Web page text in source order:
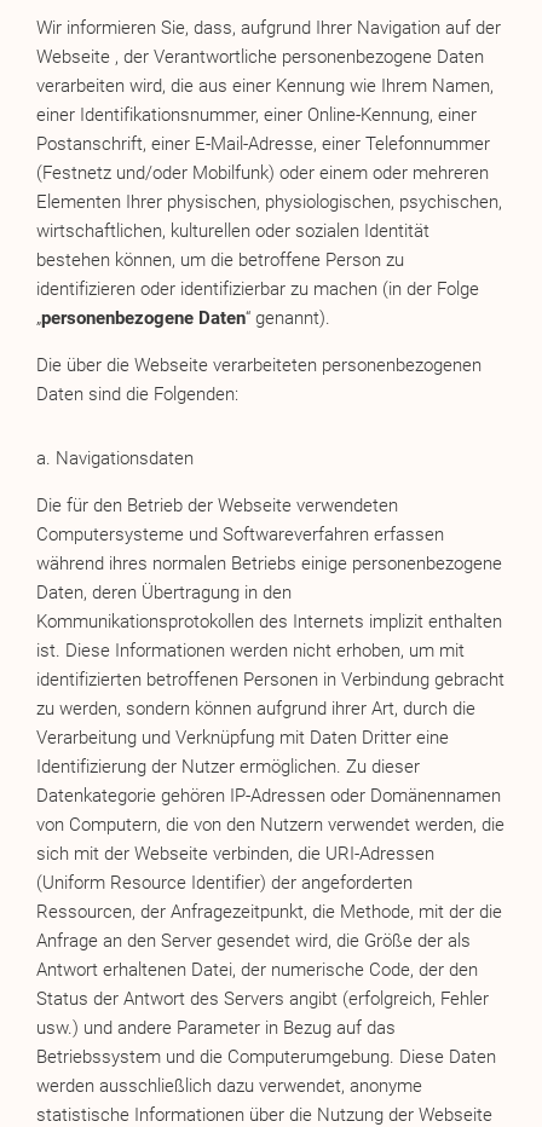
Wir informieren Sie, dass, aufgrund Ihrer Navigation auf der
Webseite , der Verantwortliche personenbezogene Daten
verarbeiten wird, die aus einer Kennung wie Ihrem Namen,
einer Identifikationsnummer, einer Online-Kennung, einer
Postanschrift, einer E-Mail-Adresse, einer Telefonnummer
(Festnetz und/oder Mobilfunk) oder einem oder mehreren
Elementen Ihrer physischen, physiologischen, psychischen,
wirtschaftlichen, kulturellen oder sozialen Identität
bestehen können, um die betroffene Person zu
identifizieren oder identifizierbar zu machen (in der Folge
„personenbezogene Daten“ genannt).
Die über die Webseite verarbeiteten personenbezogenen
Daten sind die Folgenden:
a. Navigationsdaten
Die für den Betrieb der Webseite verwendeten
Computersysteme und Softwareverfahren erfassen
während ihres normalen Betriebs einige personenbezogene
Daten, deren Übertragung in den
Kommunikationsprotokollen des Internets implizit enthalten
ist. Diese Informationen werden nicht erhoben, um mit
identifizierten betroffenen Personen in Verbindung gebracht
zu werden, sondern können aufgrund ihrer Art, durch die
Verarbeitung und Verknüpfung mit Daten Dritter eine
Identifizierung der Nutzer ermöglichen. Zu dieser
Datenkategorie gehören IP-Adressen oder Domänennamen
von Computern, die von den Nutzern verwendet werden, die
sich mit der Webseite verbinden, die URI-Adressen
(Uniform Resource Identifier) der angeforderten
Ressourcen, der Anfragezeitpunkt, die Methode, mit der die
Anfrage an den Server gesendet wird, die Größe der als
Antwort erhaltenen Datei, der numerische Code, der den
Status der Antwort des Servers angibt (erfolgreich, Fehler
usw.) und andere Parameter in Bezug auf das
Betriebssystem und die Computerumgebung. Diese Daten
werden ausschließlich dazu verwendet, anonyme
statistische Informationen über die Nutzung der Webseite